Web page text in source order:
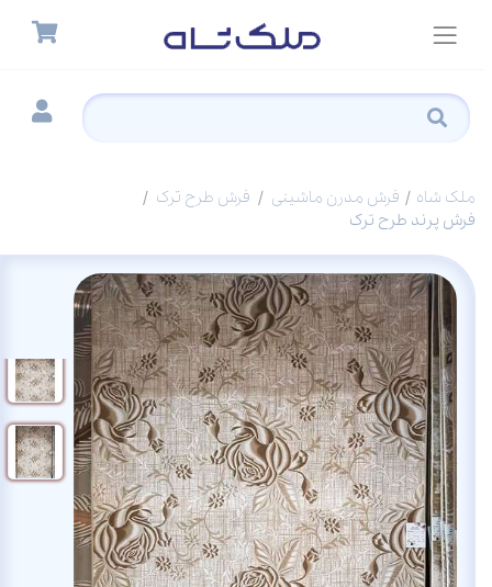
ملک شاه فرش مدرن ماشینی
فرش طرح ترک
فرش پرند طرح ترک